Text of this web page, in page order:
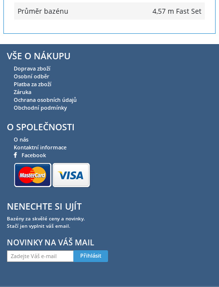
Průměr bazénu
4,57 m Fast Set
VŠE O NÁKUPU
Doprava zboží
Osobní odběr
Platba za zboží
Záruka
Ochrana osobních údajů
Obchodní podmínky
O SPOLEČNOSTI
O nás
Kontaktní informace
Facebook
NENECHTE SI UJÍT
Bazény za skvělé ceny a novinky.
Stačí jen vyplnit váš email.
NOVINKY NA VÁŠ MAIL
Přihlásit